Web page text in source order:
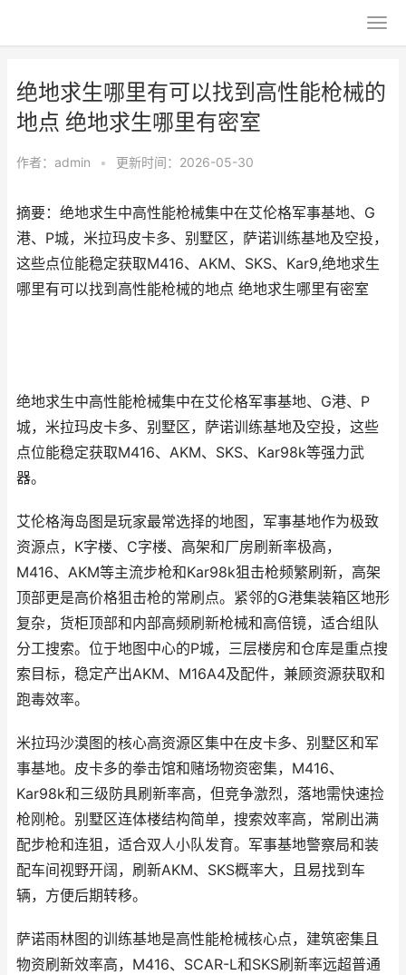
绝地求生哪里有可以找到高性能枪械的
地点 绝地求生哪里有密室
作者： admin • 更新时间：2026-05-30
摘要：绝地求生中高性能枪械集中在艾伦格军事基地、G
港、P城，米拉玛皮卡多、别墅区，萨诺训练基地及空投，
这些点位能稳定获取M416、AKM、SKS、Kar9,绝地求生
哪里有可以找到高性能枪械的地点 绝地求生哪里有密室
绝地求生中高性能枪械集中在艾伦格军事基地、G港、P
城，米拉玛皮卡多、别墅区，萨诺训练基地及空投，这些
点位能稳定获取M416、AKM、SKS、Kar98k等强力武
器。
艾伦格海岛图是玩家最常选择的地图，军事基地作为极致
资源点，K字楼、C字楼、高架和厂房刷新率极高，
M416、AKM等主流步枪和Kar98k狙击枪频繁刷新，高架
顶部更是高价格狙击枪的常刷点。紧邻的G港集装箱区地形
复杂，货柜顶部和内部高频刷新枪械和高倍镜，适合组队
分工搜索。位于地图中心的P城，三层楼房和仓库是重点搜
索目标，稳定产出AKM、M16A4及配件，兼顾资源获取和
跑毒效率。
米拉玛沙漠图的核心高资源区集中在皮卡多、别墅区和军
事基地。皮卡多的拳击馆和赌场物资密集，M416、
Kar98k和三级防具刷新率高，但竞争激烈，落地需快速捡
枪刚枪。别墅区连体楼结构简单，搜索效率高，常刷出满
配步枪和连狙，适合双人小队发育。军事基地警察局和装
配车间视野开阔，刷新AKM、SKS概率大，且易找到车
辆，方便后期转移。
萨诺雨林图的训练基地是高性能枪械核心点，建筑密集且
物资刷新效率高，M416、SCAR-L和SKS刷新率远超普通